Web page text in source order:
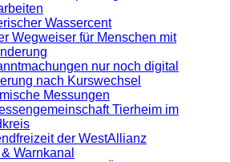
Wassercent
Wegweiser für Menschen mit
nur noch digital
nach Kurswechsel
Messungen
Tierheim im
der WestAllianz
& Warnkanal